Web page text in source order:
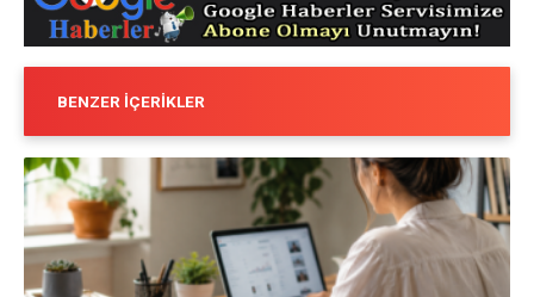
BENZER İÇERIKLER